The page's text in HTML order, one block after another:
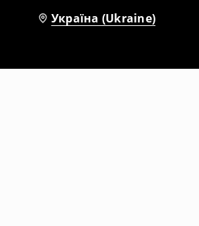
Україна (Ukraine)